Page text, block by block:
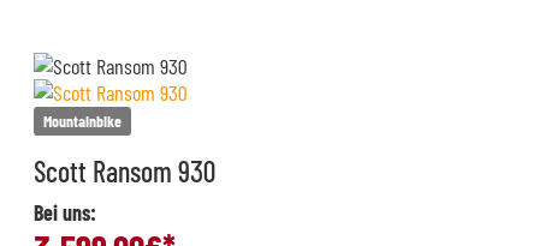
Mountainbike
Scott Ransom 930
Bei uns: